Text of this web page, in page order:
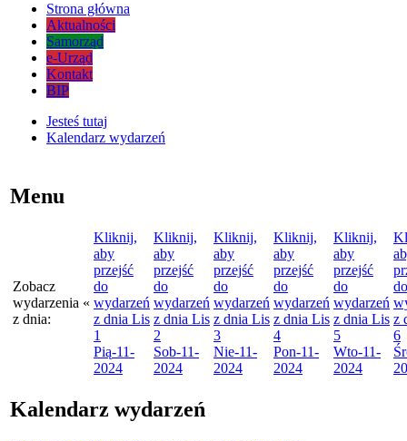
Strona główna
Aktualności
Samorząd
e-Urząd
Kontakt
BIP
Jesteś tutaj
Kalendarz wydarzeń
Menu
Zobacz
wydarzenia
z dnia:
«
Kliknij,
aby
przejść
do
wydarzeń
z dnia Lis
1
Pią-11-
2024
Kliknij,
aby
przejść
do
wydarzeń
z dnia Lis
2
Sob-11-
2024
Kliknij,
aby
przejść
do
wydarzeń
z dnia Lis
3
Nie-11-
2024
Kliknij,
aby
przejść
do
wydarzeń
z dnia Lis
4
Pon-11-
2024
Kliknij,
aby
przejść
do
wydarzeń
z dnia Lis
5
Wto-11-
2024
do
z
6
Kalendarz wydarzeń